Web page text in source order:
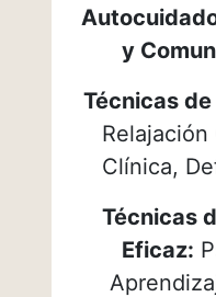
y
Técnicas
Clínica,
Técnicas
Eficaz: